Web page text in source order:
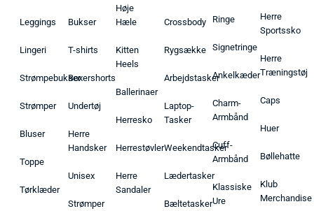
Leggings
Lingeri
Strømpebukser
Strømper
Bluser
Toppe
Tørklæder
Bukser
T-shirts
Boxershorts
Undertøj
Herre
Handsker
Unisex
Strømper
Høje
Hæle
Kitten
Heels
Ballerinaer
Herresko
Herrestøvler
Herre
Sandaler
Crossbody
Rygsække
Arbejdstasker
Laptop-
Tasker
Weekendtasker
Lædertasker
Bæltetasker
Ringe
Signetringe
Ankelkæder
Charm-
Armbånd
Cuff-
Armbånd
Klassiske
Ure
Herre
Sportssko
Herre
Træningstøj
Caps
Huer
Bøllehatte
Klub
Merchandise